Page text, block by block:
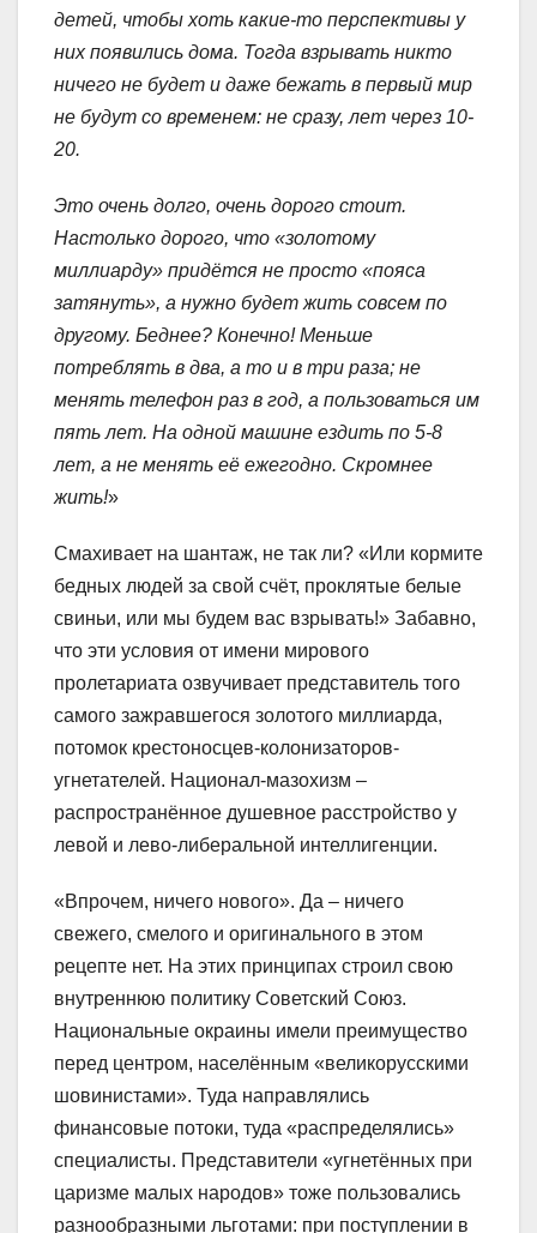
детей, чтобы хоть какие-то перспективы у
них появились дома. Тогда взрывать никто
ничего не будет и даже бежать в первый мир
не будут со временем: не сразу, лет через 10-
20.
Это очень долго, очень дорого стоит.
Настолько дорого, что «золотому
миллиарду» придётся не просто «пояса
затянуть», а нужно будет жить совсем по
другому. Беднее? Конечно! Меньше
потреблять в два, а то и в три раза; не
менять телефон раз в год, а пользоваться им
пять лет. На одной машине ездить по 5-8
лет, а не менять её ежегодно. Скромнее
жить!»
Смахивает на шантаж, не так ли? «Или кормите
бедных людей за свой счёт, проклятые белые
свиньи, или мы будем вас взрывать!» Забавно,
что эти условия от имени мирового
пролетариата озвучивает представитель того
самого зажравшегося золотого миллиарда,
потомок крестоносцев-колонизаторов-
угнетателей. Национал-мазохизм –
распространённое душевное расстройство у
левой и лево-либеральной интеллигенции.
«Впрочем, ничего нового». Да – ничего
свежего, смелого и оригинального в этом
рецепте нет. На этих принципах строил свою
внутреннюю политику Советский Союз.
Национальные окраины имели преимущество
перед центром, населённым «великорусскими
шовинистами». Туда направлялись
финансовые потоки, туда «распределялись»
специалисты. Представители «угнетённых при
царизме малых народов» тоже пользовались
разнообразными льготами: при поступлении в